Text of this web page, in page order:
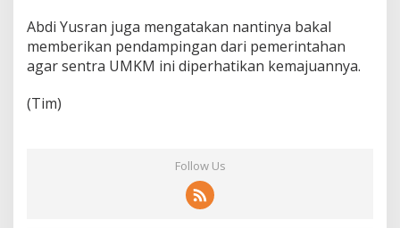
Abdi Yusran juga mengatakan nantinya bakal
memberikan pendampingan dari pemerintahan
agar sentra UMKM ini diperhatikan kemajuannya.
(Tim)
Follow Us